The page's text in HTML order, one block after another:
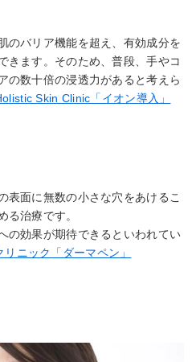
のバリア機能を超え、有効成分を
きます。そのため、普段、手やコ
の数十倍の浸透力があると考えら
Skin Clinic「イオン導入」
表面に無数の小さな穴をあけるこ
る治療です。
の効果が期待できるといわれてい
ニック「ダーマペン」